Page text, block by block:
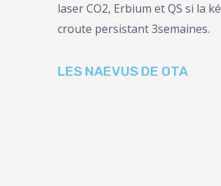
laser CO2, Erbium et QS si la
croute persistant 3semaines.
LES NAEVUS DE OTA